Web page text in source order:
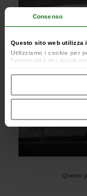
Consenso
Questo sito web utilizza
Utilizziamo i cookie per
funzionalità dei social
occupano di analisi dei
combinarle con altre
Questo